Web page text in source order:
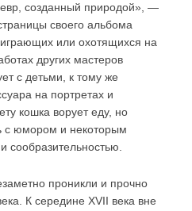
созданный природой», —
своего альбома
или охотящихся на
других мастеров
с детьми, к тому же
на портретах и
кошка ворует еду, но
с юмором и некоторым
сообразительностью.
проникли и прочно
К середине XVII века вне